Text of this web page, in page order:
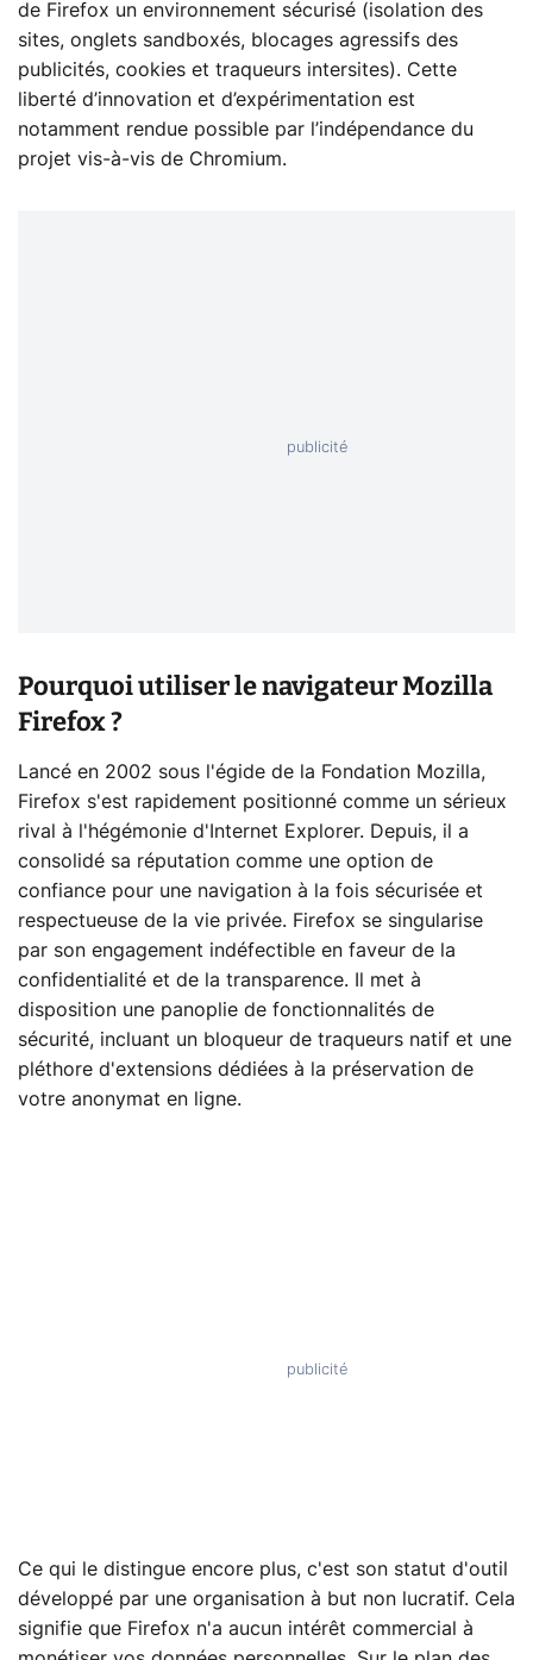
de Firefox un environnement sécurisé (isolation des
sites, onglets sandboxés, blocages agressifs des
publicités, cookies et traqueurs intersites). Cette
liberté d’innovation et d’expérimentation est
notamment rendue possible par l’indépendance du
projet vis-à-vis de Chromium.
Pourquoi utiliser le navigateur Mozilla
Firefox ?
Lancé en 2002 sous l'égide de la Fondation Mozilla,
Firefox s'est rapidement positionné comme un sérieux
rival à l'hégémonie d'Internet Explorer. Depuis, il a
consolidé sa réputation comme une option de
confiance pour une navigation à la fois sécurisée et
respectueuse de la vie privée. Firefox se singularise
par son engagement indéfectible en faveur de la
confidentialité et de la transparence. Il met à
disposition une panoplie de fonctionnalités de
sécurité, incluant un bloqueur de traqueurs natif et une
pléthore d'extensions dédiées à la préservation de
votre anonymat en ligne.
Ce qui le distingue encore plus, c'est son statut d'outil
développé par une organisation à but non lucratif. Cela
signifie que Firefox n'a aucun intérêt commercial à